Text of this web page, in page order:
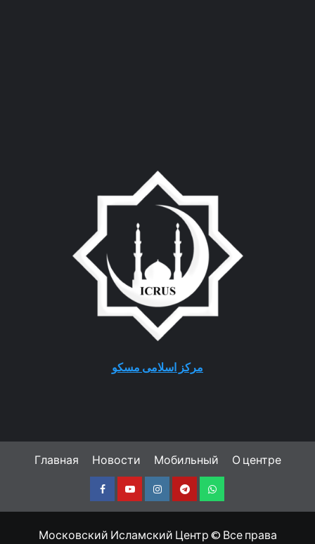
مرکز اسلامی مسکو
Главная Новости Мобильный О центре
FacebookYoutubeInstagramTelegramWhatsapp
Московский Исламский Центр © Все права